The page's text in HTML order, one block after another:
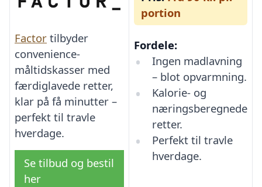
Factor tilbyder
convenience-
måltidskasser med
færdiglavede retter,
klar på få minutter –
perfekt til travle
hverdage.
Se tilbud og bestil
her
portion
Fordele:
Ingen madlavning
– blot opvarmning.
Kalorie- og
næringsberegnede
retter.
Perfekt til travle
hverdage.